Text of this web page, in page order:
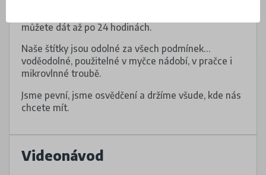
můžete dát až po 24 hodinách.
Naše štítky jsou odolné za všech podmínek…
voděodolné, použitelné v myčce nádobí, v pračce i
mikrovlnné troubě.
Jsme pevní, jsme osvědčení a držíme všude, kde nás
chcete mít.
Videonávod